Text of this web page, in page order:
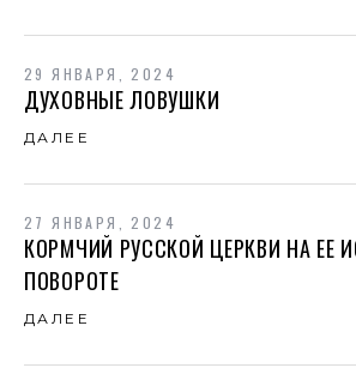
29 ЯНВАРЯ, 2024
ДУХОВНЫЕ ЛОВУШКИ
ДАЛЕЕ
27 ЯНВАРЯ, 2024
КОРМЧИЙ РУССКОЙ ЦЕРКВИ НА ЕЕ
ПОВОРОТЕ
ДАЛЕЕ